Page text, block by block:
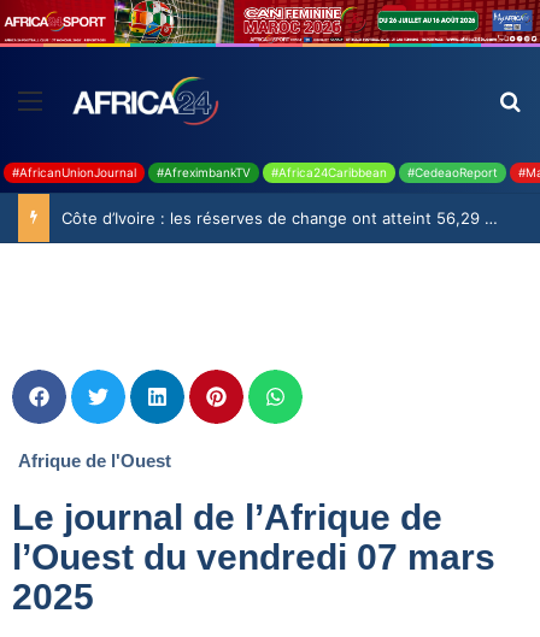
#AfricanUnionJournal #AfreximbankTV #Africa24Caribbean #CedeaoReport
Côte d’Ivoire : les réserves de change ont atteint 56,29 milliards USD en juillet
Afrique de l'Ouest
Le journal de l’Afrique de
l’Ouest du vendredi 07 mars
2025